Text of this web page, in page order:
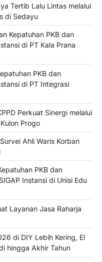
Tertib Lalu Lintas melalui
di Sedayu
Kepatuhan PKB dan
di PT Kala Prana
PKB dan
di PT Integrasi
Perkuat Sinergi melalui
Progo
Ahli Waris Korban
PKB dan
Instansi di Unisi Edu
Layanan Jasa Raharja
di DIY Lebih Kering, El
hingga Akhir Tahun